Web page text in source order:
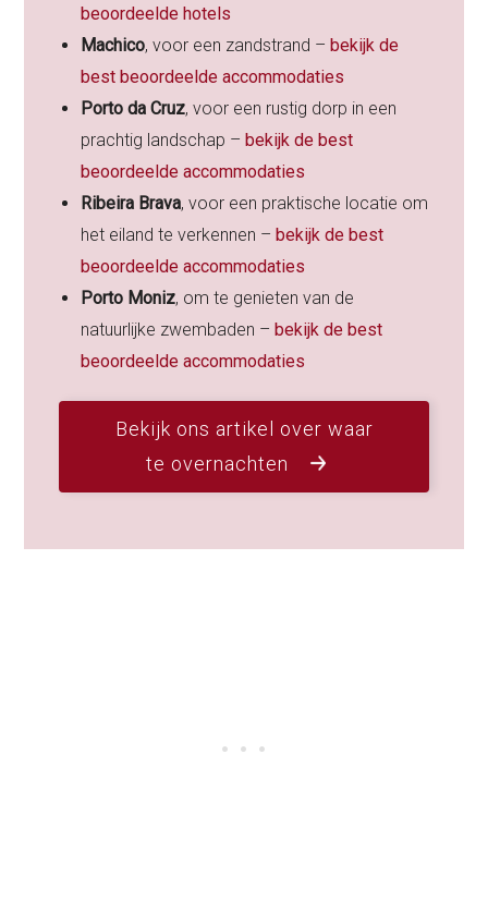
beoordeelde hotels
Machico, voor een zandstrand – bekijk de
best beoordeelde accommodaties
Porto da Cruz, voor een rustig dorp in een
prachtig landschap – bekijk de best
beoordeelde accommodaties
Ribeira Brava, voor een praktische locatie om
het eiland te verkennen – bekijk de best
beoordeelde accommodaties
Porto Moniz, om te genieten van de
natuurlijke zwembaden – bekijk de best
beoordeelde accommodaties
Bekijk ons artikel over waar
te overnachten